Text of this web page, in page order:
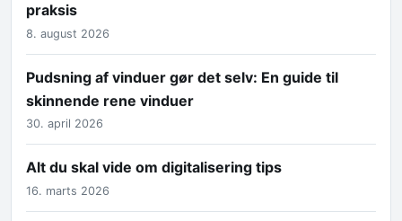
praksis
8. august 2026
Pudsning af vinduer gør det selv: En guide til
skinnende rene vinduer
30. april 2026
Alt du skal vide om digitalisering tips
16. marts 2026